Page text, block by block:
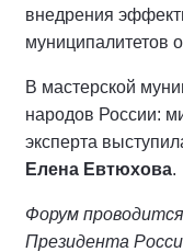
внедрения
муниципалитетов
В мастерской
народов России:
эксперта
Елена Евтюхова.
Форум
Президента